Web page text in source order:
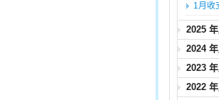
1月收
2025
2024
2023
2022